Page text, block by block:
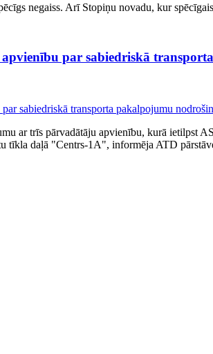
negaiss. Arī Stopiņu novadu, kur
par sabiedriskā
ar trīs pārvadātāju apvienību, kurā ietilpst
tīkla daļā "Centrs-1A", informēja ATD